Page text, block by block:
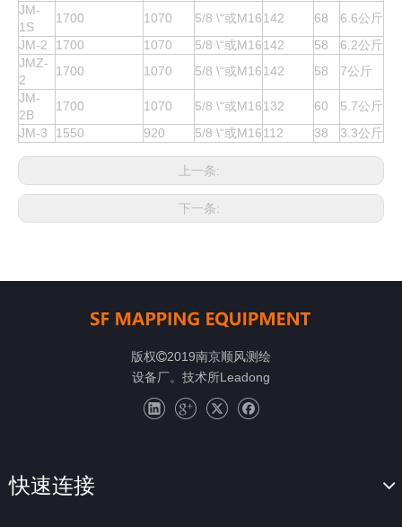
JM-
1S
1700 1070 5/8 \“或M16142 68
6.6公斤
JM-2
1700 1070 5/8 \“或M16142 58
6.2公斤
JMZ-
2
1700 1070 5/8 \“或M16142 58
7公斤
JM-
2B
1700 1070 5/8 \“或M16132 60
5.7公斤
JM-3
1550 920 5/8 \“或M16112 38 3.3公斤
上一条:
下一条:
版权2019南京顺风测绘
设备厂。技术所Leadong
快速连接